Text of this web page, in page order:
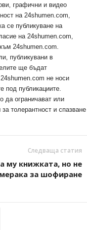
графични и видео
на 24shumen.com,
се публикуване на
на 24shumen.com,
24shumen.com.
публикувани в
ще бъдат
не носи
под публикациите.
да ограничават или
толерантност и спазване
Следваща статия
му книжката, но не
за шофиране